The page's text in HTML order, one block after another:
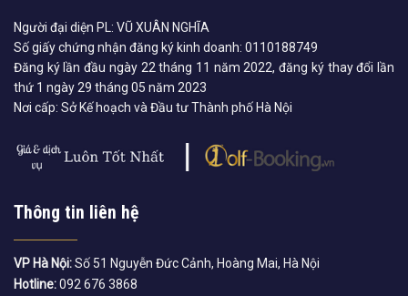
Người đại diện PL: VŨ XUÂN NGHĨA
Số giấy chứng nhận đăng ký kinh doanh: 0110188749
Đăng ký lần đầu ngày 22 tháng 11 năm 2022, đăng ký thay đổi lần
thứ 1 ngày 29 tháng 05 năm 2023
Nơi cấp: Sở Kế hoạch và Đầu tư Thành phố Hà Nội
Thông tin liên hệ
VP Hà Nội:Số 51 Nguyễn Đức Cảnh, Hoàng Mai, Hà Nội
Hotline:092 676 3868